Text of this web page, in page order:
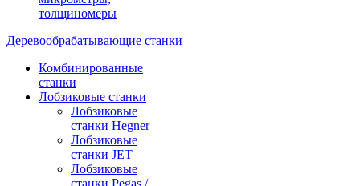
толщиномеры
Деревообрабатывающие станки
Комбинированные
станки
Лобзиковые станки
Лобзиковые
станки Hegner
Лобзиковые
станки JET
Лобзиковые
станки Pegas /